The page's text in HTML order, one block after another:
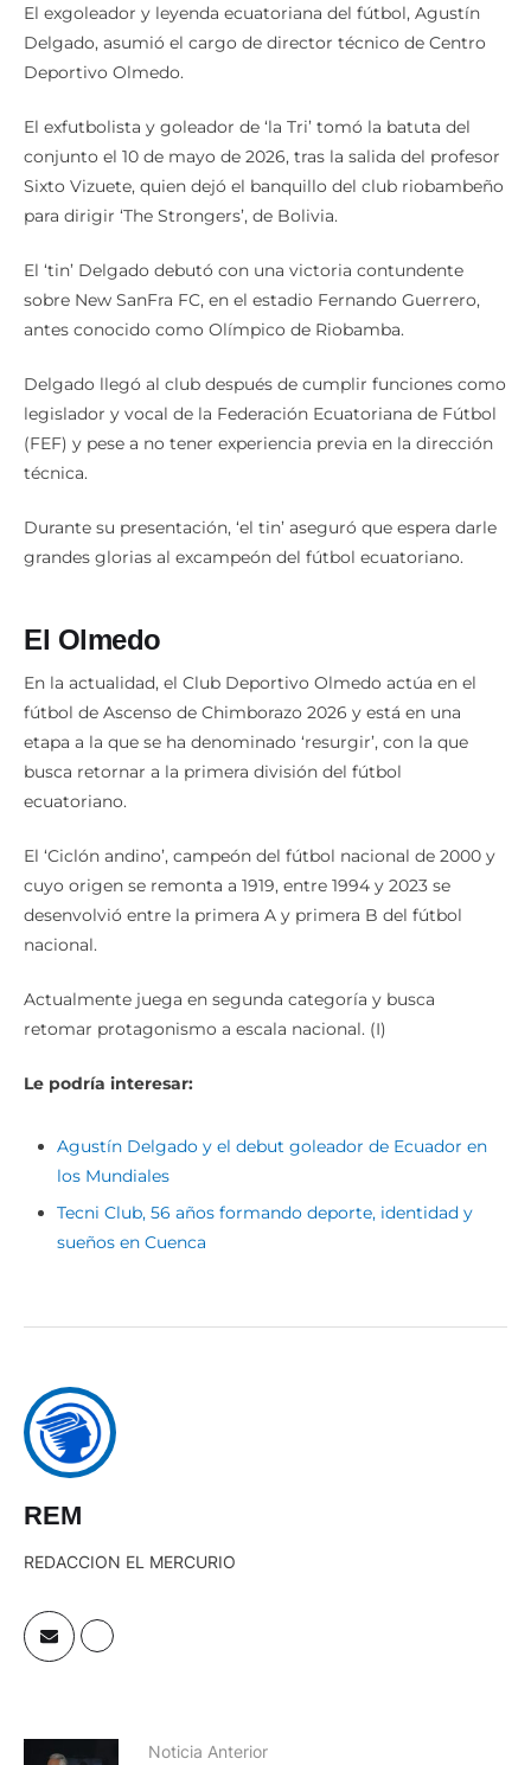
El exgoleador y leyenda ecuatoriana del fútbol, Agustín
Delgado, asumió el cargo de director técnico de Centro
Deportivo Olmedo.
El exfutbolista y goleador de ‘la Tri’ tomó la batuta del
conjunto el 10 de mayo de 2026, tras la salida del profesor
Sixto Vizuete, quien dejó el banquillo del club riobambeño
para dirigir ‘The Strongers’, de Bolivia.
El ‘tin’ Delgado debutó con una victoria contundente
sobre New SanFra FC, en el estadio Fernando Guerrero,
antes conocido como Olímpico de Riobamba.
Delgado llegó al club después de cumplir funciones como
legislador y vocal de la Federación Ecuatoriana de Fútbol
(FEF) y pese a no tener experiencia previa en la dirección
técnica.
Durante su presentación, ‘el tin’ aseguró que espera darle
grandes glorias al excampeón del fútbol ecuatoriano.
El Olmedo
En la actualidad, el Club Deportivo Olmedo actúa en el
fútbol de Ascenso de Chimborazo 2026 y está en una
etapa a la que se ha denominado ‘resurgir’, con la que
busca retornar a la primera división del fútbol
ecuatoriano.
El ‘Ciclón andino’, campeón del fútbol nacional de 2000 y
cuyo origen se remonta a 1919, entre 1994 y 2023 se
desenvolvió entre la primera A y primera B del fútbol
nacional.
Actualmente juega en segunda categoría y busca
retomar protagonismo a escala nacional. (I)
Le podría interesar:
Agustín Delgado y el debut goleador de Ecuador en
los Mundiales
Tecni Club, 56 años formando deporte, identidad y
sueños en Cuenca
REM
REDACCION EL MERCURIO
Noticia Anterior